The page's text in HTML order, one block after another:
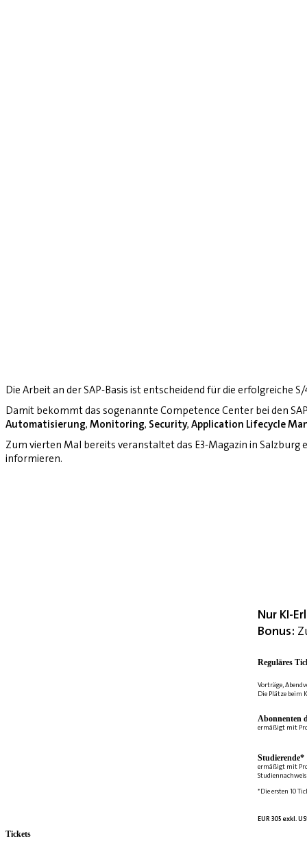
Die Arbeit an der SAP-Basis ist entscheidend für die erfolgreiche
Damit bekommt das sogenannte Competence Center bei den
Automatisierung, Monitoring, Security, Application Lifecycle
Zum vierten Mal bereits veranstaltet das E3-Magazin in
informieren.
Nur KI-
Bonus:
Reguläres
Vorträge,
Die Plätze beim
Abonnenten
ermäßigt mit
Studierende*
ermäßigt mit
*Die ersten 10
EUR 305 exkl.
Tickets